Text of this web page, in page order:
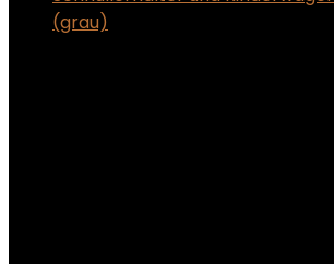
(grau)